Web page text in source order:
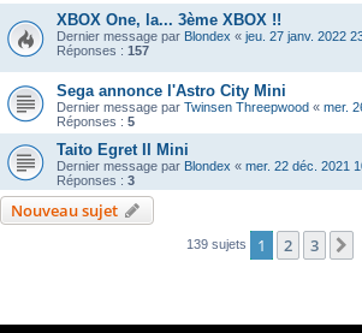
XBOX One, la... 3ème XBOX !!
Dernier message par Blondex « jeu. 27 janv. 2022
Réponses : 157
Sega annonce l'Astro City Mini
Dernier message par Twinsen Threepwood « mer.
Réponses : 5
Taito Egret II Mini
Dernier message par Blondex « mer. 22 déc. 2021
Réponses : 3
Nouveau sujet
139 sujets 1 2 3